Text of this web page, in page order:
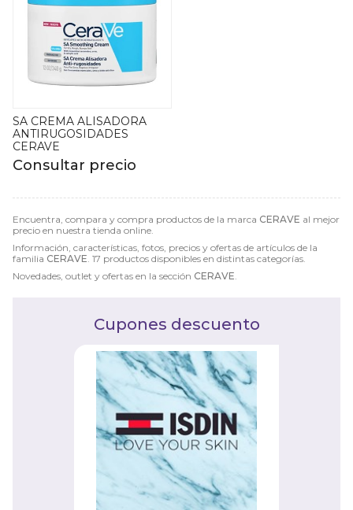
Encuentra, compara y compra productos de la marca CERAVE al mejor
precio en nuestra tienda online.
Información, características, fotos, precios y ofertas de artículos de la
familia CERAVE . 17 productos disponibles en distintas categorías.
Novedades, outlet y ofertas en la sección CERAVE
SA CREMA ALISADORA
ANTIRUGOSIDADES
CERAVE
Consultar precio
Cupones descuento